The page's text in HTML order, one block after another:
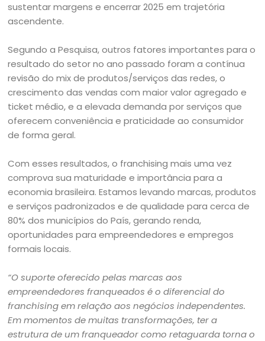
sustentar margens e encerrar 2025 em trajetória
ascendente.
Segundo a Pesquisa, outros fatores importantes para o
resultado do setor no ano passado foram a contínua
revisão do mix de produtos/serviços das redes, o
crescimento das vendas com maior valor agregado e
ticket médio, e a elevada demanda por serviços que
oferecem conveniência e praticidade ao consumidor
de forma geral.
Com esses resultados, o franchising mais uma vez
comprova sua maturidade e importância para a
economia brasileira. Estamos levando marcas, produtos
e serviços padronizados e de qualidade para cerca de
80% dos municípios do País, gerando renda,
oportunidades para empreendedores e empregos
formais locais.
“O suporte oferecido pelas marcas aos
empreendedores franqueados é o diferencial do
franchising em relação aos negócios independentes.
Em momentos de muitas transformações, ter a
estrutura de um franqueador como retaguarda torna o